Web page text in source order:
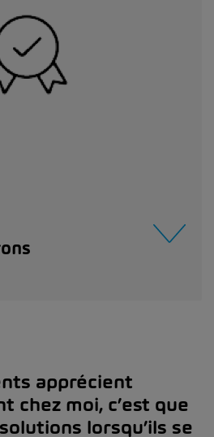
apprécient
chez moi, c’est que
lorsqu’ils se